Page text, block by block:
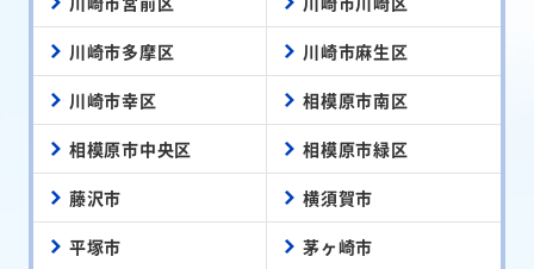
川崎市多摩区 川崎市麻生区
川崎市幸区 相模原市南区
相模原市中央区 相模原市緑区
藤沢市 横須賀市
平塚市 茅ヶ崎市